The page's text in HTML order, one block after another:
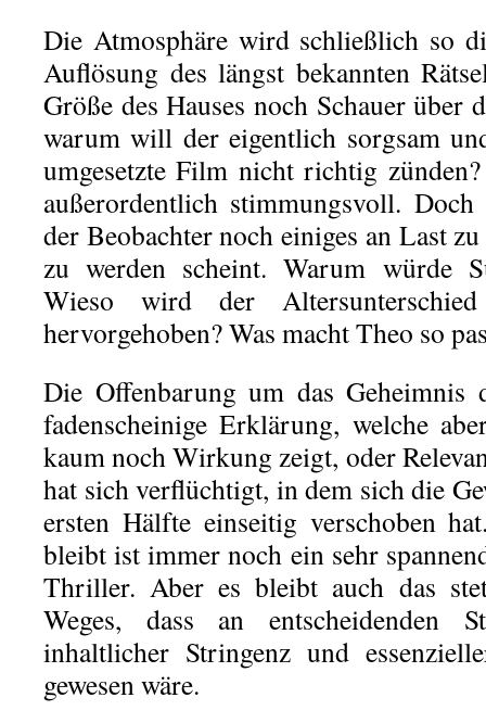
Die Atmosphäre wird schließlich so
Auflösung des längst bekannten
Größe des Hauses noch Schauer über
warum will der eigentlich sorgsam
umgesetzte Film nicht richtig
außerordentlich stimmungsvoll.
der Beobachter noch einiges an Last
zu werden scheint. Warum würde
Wieso wird der
hervorgehoben? Was macht Theo so
Die Offenbarung um das Geheimnis
fadenscheinige Erklärung, welche
kaum noch Wirkung zeigt, oder
hat sich verflüchtigt, in dem sich die
ersten Hälfte einseitig verschoben
bleibt ist immer noch ein sehr
Thriller. Aber es bleibt auch das
Weges, dass an entscheidenden
inhaltlicher Stringenz und
gewesen wäre.